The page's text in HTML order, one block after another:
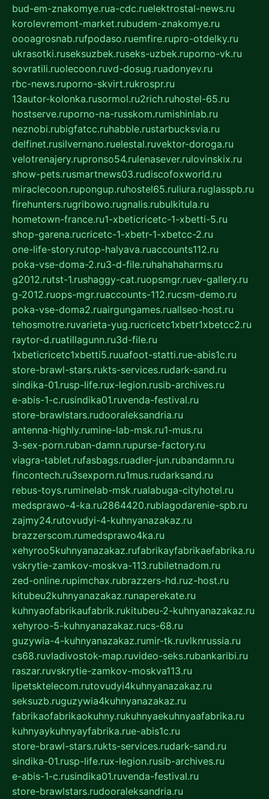
bud-em-znakomye.rua-cdc.ruelektrostal-news.ru
korolevremont-market.rubudem-znakomye.ru
oooagrosnab.rufpodaso.ruemfire.rupro-otdelky.ru
ukrasotki.ruseksuzbek.ruseks-uzbek.ruporno-vk.ru
sovratili.ruolecoon.ruvd-dosug.ruadonyev.ru
rbc-news.ruporno-skvirt.rukrospr.ru
13autor-kolonka.rusormol.ru2rich.ruhostel-65.ru
hostserve.ruporno-na-russkom.rumishinlab.ru
neznobi.rubigfatcc.ruhabble.rustarbucksvia.ru
delfinet.rusilvernano.ruelestal.ruvektor-doroga.ru
velotrenajery.rupronso54.rulenasever.rulovinskix.ru
show-pets.rusmartnews03.rudiscofoxworld.ru
miraclecoon.rupongup.ruhostel65.ruliura.ruglasspb.ru
firehunters.rugribowo.rugnalis.rubulkitula.ru
hometown-france.ru1-xbeticricetc-1-xbetti-5.ru
shop-garena.rucricetc-1-xbetr-1-xbetcc-2.ru
one-life-story.rutop-halyava.ruaccounts112.ru
poka-vse-doma-2.ru3-d-file.ruhahahaharms.ru
g2012.rutst-1.rushaggy-cat.ruopsmgr.ruev-gallery.ru
g-2012.ruops-mgr.ruaccounts-112.rucsm-demo.ru
poka-vse-doma2.ruairgungames.ruallseo-host.ru
tehosmotre.ruvarieta-yug.rucricetc1xbetr1xbetcc2.ru
raytor-d.ruatillagunn.ru3d-file.ru
1xbeticricetc1xbetti5.ruuafoot-statti.rue-abis1c.ru
store-brawl-stars.rukts-services.rudark-sand.ru
sindika-01.rusp-life.rux-legion.rusib-archives.ru
e-abis-1-c.rusindika01.ruvenda-festival.ru
store-brawlstars.rudooraleksandria.ru
antenna-highly.rumine-lab-msk.ru1-mus.ru
3-sex-porn.ruban-damn.rupurse-factory.ru
viagra-tablet.rufasbags.ruadler-jun.rubandamn.ru
fincontech.ru3sexporn.ru1mus.rudarksand.ru
rebus-toys.ruminelab-msk.rualabuga-cityhotel.ru
medsprawo-4-ka.ru2864420.rublagodarenie-spb.ru
zajmy24.rutovudyi-4-kuhnyanazakaz.ru
brazzerscom.rumedsprawo4ka.ru
xehyroo5kuhnyanazakaz.rufabrikayfabrikaefabrika.ru
vskrytie-zamkov-moskva-113.rubiletnadom.ru
zed-online.rupimchax.rubrazzers-hd.ruz-host.ru
kitubeu2kuhnyanazakaz.runaperekate.ru
kuhnyaofabrikaufabrik.rukitubeu-2-kuhnyanazakaz.ru
xehyroo-5-kuhnyanazakaz.rucs-68.ru
guzywia-4-kuhnyanazakaz.rumir-tk.ruvlknrussia.ru
cs68.ruvladivostok-map.ruvideo-seks.rubankaribi.ru
raszar.ruvskrytie-zamkov-moskva113.ru
lipetsktelecom.rutovudyi4kuhnyanazakaz.ru
seksuzb.ruguzywia4kuhnyanazakaz.ru
fabrikaofabrikaokuhny.rukuhnyaekuhnyaafabrika.ru
kuhnyaykuhnyayfabrika.rue-abis1c.ru
store-brawl-stars.rukts-services.rudark-sand.ru
sindika-01.rusp-life.rux-legion.rusib-archives.ru
e-abis-1-c.rusindika01.ruvenda-festival.ru
store-brawlstars.rudooraleksandria.ru